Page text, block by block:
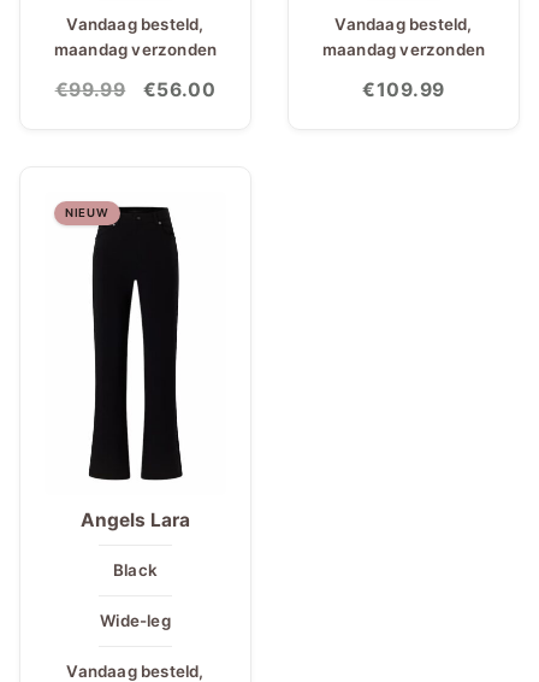
Vandaag besteld,
maandag verzonden
€99.99
Oorspronkelijke
€56.00
Vandaag besteld,
maandag verzonden
€109.99
NIEUW
Angels Lara
Black
Wide-leg
Vandaag besteld,